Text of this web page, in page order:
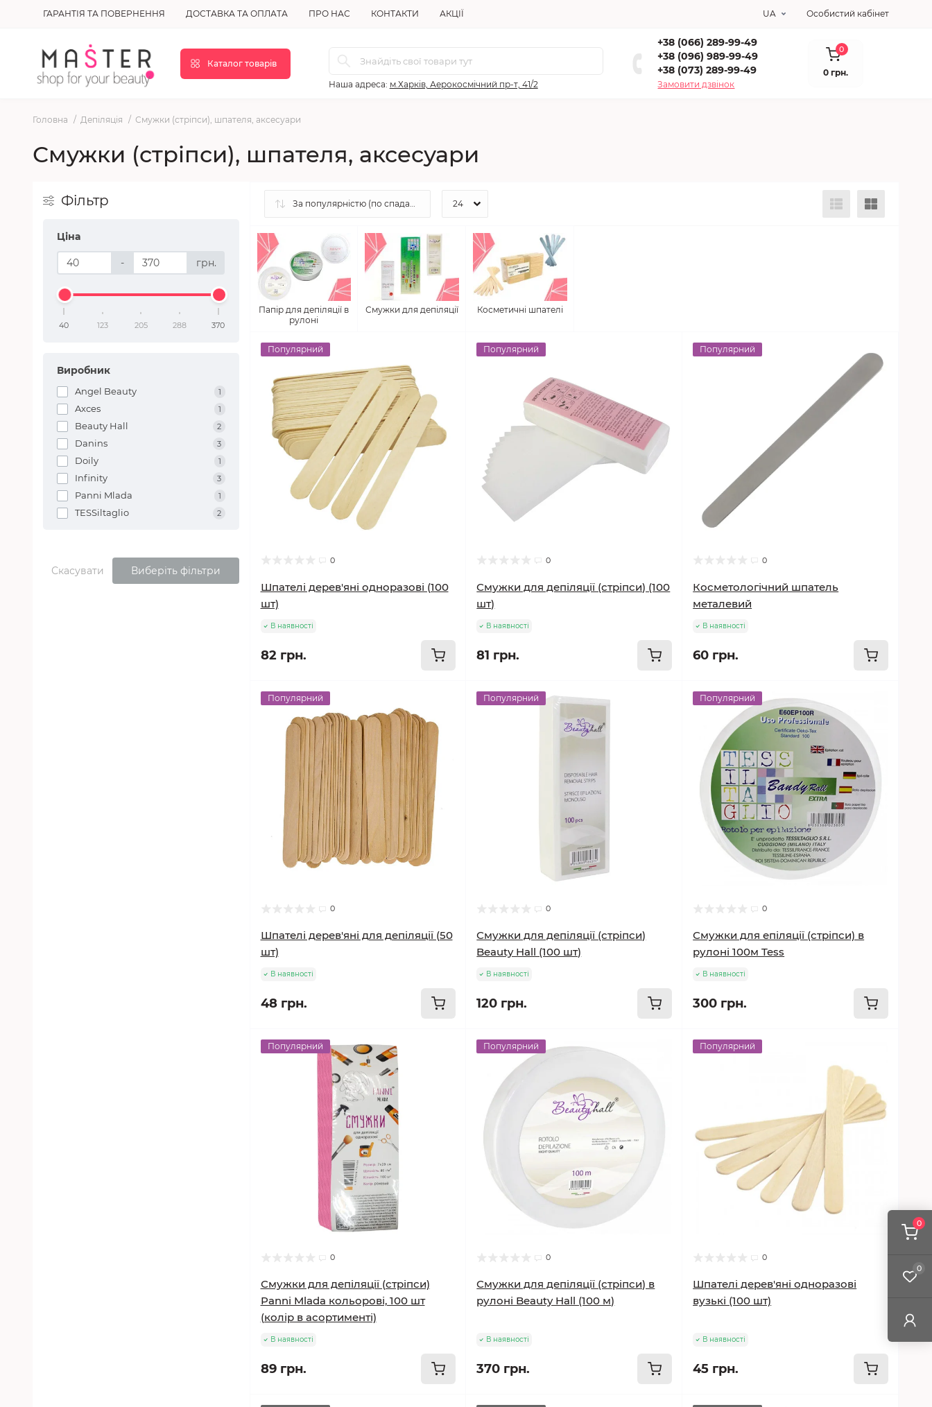
0
0
ГАРАНТІЯ ТА ПОВЕРНЕННЯ ДОСТАВКА ТА ОПЛАТА ПРО НАС КОНТАКТИ АКЦІЇ UA Особистий кабінет
Каталог товарів
Наша адреса: м.Харків, Аерокосмічний пр-т, 41/2
+38 (066) 289-99-49
+38 (096) 989-99-49
+38 (073) 289-99-49
Замовити дзвінок
0
0 грн.
Головна Депіляція Смужки (стріпси), шпателя, аксесуари
Смужки (стріпси), шпателя, аксесуари
Фільтр
Ціна
- грн.
40 123 205 288 370
Виробник
Angel Beauty 1
Axces 1
Beauty Hall 2
Danins 3
Doily 1
Infinity 3
Panni Mlada 1
TESSiltaglio 2
Скасувати Виберіть фільтри
Папір для депіляції в
рулоні
Смужки для депіляції Косметичні шпателі
Популярний
0
Шпателі дерев'яні одноразові (100
шт)
В наявності
82 грн.
Популярний
0
Смужки для депіляції (стріпси) (100
шт)
В наявності
81 грн.
Популярний
0
Косметологічний шпатель
металевий
В наявності
60 грн.
Популярний
0
Шпателі дерев'яні для депіляції (50
шт)
В наявності
48 грн.
Популярний
0
Смужки для депіляції (стріпси)
Beauty Hall (100 шт)
В наявності
120 грн.
Популярний
0
Смужки для епіляції (стріпси) в
рулоні 100м Tess
В наявності
300 грн.
Популярний
0
Смужки для депіляції (стріпси)
Panni Mlada кольорові, 100 шт
(колір в асортименті)
В наявності
89 грн.
Популярний
0
Смужки для депіляції (стріпси) в
рулоні Beauty Hall (100 м)
В наявності
370 грн.
Популярний
0
Шпателі дерев'яні одноразові
вузькі (100 шт)
В наявності
45 грн.